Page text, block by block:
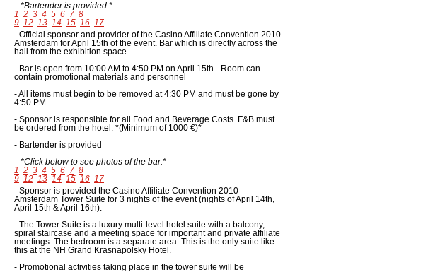
*Bartender is provided.*
1 2 3 4 5 6 7 8
9 12 13 14 15 16 17
- Official sponsor and provider of the Casino Affiliate Convention 2010
Amsterdam for April 15th of the event. Bar which is directly across the
hall from the exhibition space
- Bar is open from 10:00 AM to 4:50 PM on April 15th - Room can
contain promotional materials and personnel
- All items must begin to be removed at 4:30 PM and must be gone by
4:50 PM
- Sponsor is responsible for all Food and Beverage Costs. F&B must
be ordered from the hotel. *(Minimum of 1000 €)*
- Bartender is provided
*Click below to see photos of the bar.*
1 2 3 4 5 6 7 8
9 12 13 14 15 16 17
- Sponsor is provided the Casino Affiliate Convention 2010
Amsterdam Tower Suite for 3 nights of the event (nights of April 14th,
April 15th & April 16th).
- The Tower Suite is a luxury multi-level hotel suite with a balcony,
spiral staircase and a meeting space for important and private affiliate
meetings. The bedroom is a separate area. This is the only suite like
this at the NH Grand Krasnapolsky Hotel.
- Promotional activities taking place in the tower suite will be